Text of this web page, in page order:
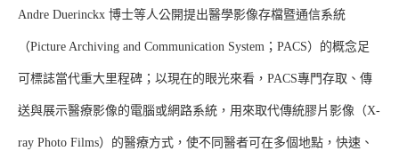
Andre Duerinckx 博士等人公開提出醫學影像存檔暨通信系統
（Picture Archiving and Communication System；PACS）的概念足
可標誌當代重大里程碑；以現在的眼光來看，PACS專門存取、傳
送與展示醫療影像的電腦或網路系統，用來取代傳統膠片影像（X-
ray Photo Films）的醫療方式，使不同醫者可在多個地點，快速、